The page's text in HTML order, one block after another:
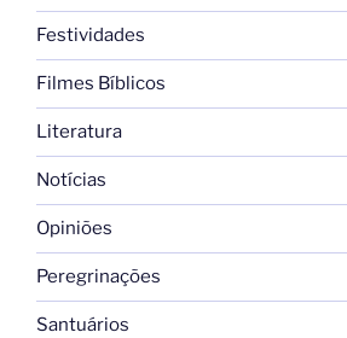
Festividades
Filmes Bíblicos
Literatura
Notícias
Opiniões
Peregrinações
Santuários